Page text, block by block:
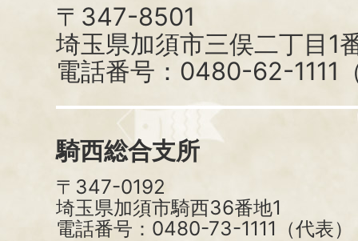
〒347-8501
埼玉県加須市三俣二丁目1
電話番号：0480-62-1111
騎西総合支所
〒347-0192
埼玉県加須市騎西36番地1
電話番号：0480-73-1111（代表）